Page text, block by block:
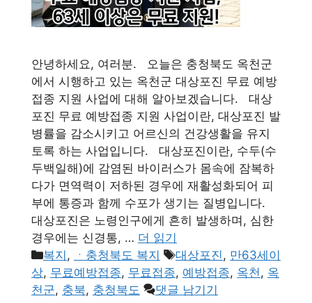
안녕하세요, 여러분. 오늘은 충청북도 옥천군
에서 시행하고 있는 옥천군 대상포진 무료 예방
접종 지원 사업에 대해 알아보겠습니다. 대상
포진 무료 예방접종 지원 사업이란, 대상포진 발
병률을 감소시키고 어르신의 건강생활을 유지
토록 하는 사업입니다. 대상포진이란, 수두(수
두백일해)에 감염된 바이러스가 몸속에 잠복하
다가 면역력이 저하된 경우에 재활성화되어 피
부에 통증과 함께 수포가 생기는 질병입니다.
대상포진은 노령인구에게 흔히 발생하며, 심한
경우에는 신경통, … 더 읽기
카
테
고
복지 , ㆍ충청북도 복지
태
그
대상포진, 만63세이
상, 무료예방접종, 무료접종, 예방접종, 옥천, 옥
천군, 충북, 충청북도 댓글 남기기